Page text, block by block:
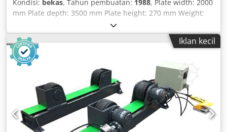
Kondisi: bekas, Tahun pembuatan: 1988, Plate width: 2000
mm Plate depth: 3500 mm Plate height: 270 mm Weight:
5.5 t +++++ Please note that the machine is dismantled and
ready for loading. For this reason, a live demonstration or
creation of a video is not possible. Furthermore, our listing
contains the most informative photos in the best possible
quality. Unfortunately, it is not possible to provide
additional images. +++++ Dwodpfsiiii Ssx Am Asa
Iklan kecil